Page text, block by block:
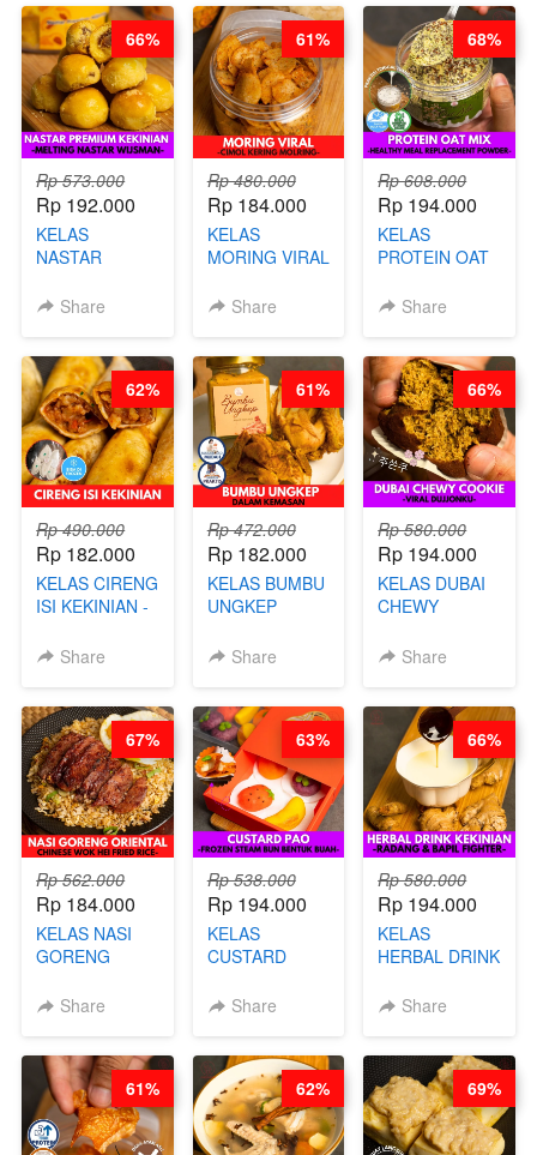
ARISUDANA
Rp 573.000
Rp 192.000
KELAS
NASTAR
KEKINIAN -
WIJSMAN- BY
CHEF DITA
Share
66%
Rp 480.000
Rp 184.000
KELAS
MORING VIRAL
KERING
Share
61%
Rp 608.000
Rp 194.000
KELAS
PROTEIN OAT
MEAL
BARISTA
ARISUDANA
Share
68%
Rp 490.000
Rp 182.000
KELAS CIRENG
ISI KEKINIAN -
Share
62%
Rp 472.000
Rp 182.000
KELAS BUMBU
UNGKEP
KEMASAN - BY
Share
61%
Rp 580.000
Rp 194.000
KELAS DUBAI
CHEWY
VIRAL
DITA
Share
66%
Rp 562.000
Rp 184.000
KELAS NASI
GORENG
CHINESE WOK
CHEF
STEPHANIE
Share
67%
Rp 538.000
Rp 194.000
KELAS
CUSTARD
STEAM BUN
CHEF DITA
Share
63%
Rp 580.000
Rp 194.000
KELAS
HERBAL DRINK
RADANG &
BARISTA
ARISUDANA
Share
66%
61% 62% 69%